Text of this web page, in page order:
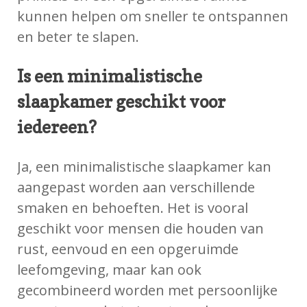
kunnen helpen om sneller te ontspannen
en beter te slapen.
Is een minimalistische
slaapkamer geschikt voor
iedereen?
Ja, een minimalistische slaapkamer kan
aangepast worden aan verschillende
smaken en behoeften. Het is vooral
geschikt voor mensen die houden van
rust, eenvoud en een opgeruimde
leefomgeving, maar kan ook
gecombineerd worden met persoonlijke